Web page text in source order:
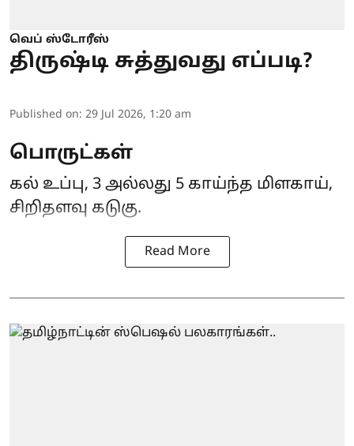
வெப் ஸ்டோரீஸ்
திருஷ்டி சுத்துவது எப்படி?
Published on: 29 Jul 2026, 1:20 am
பொருட்கள்
கல் உப்பு, 3 அல்லது 5 காய்ந்த மிளகாய்,
சிறிதளவு கடுகு.
Read More